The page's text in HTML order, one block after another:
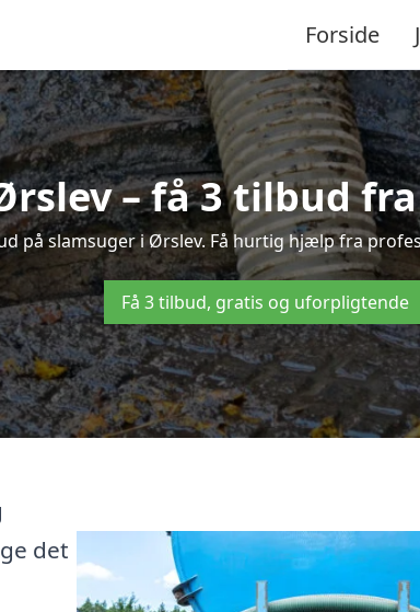
Forside
– få 3 tilbud
på slamsuger i Ørslev. Få hurtig hjælp fra
Få 3 tilbud, gratis og uforpligtende
det